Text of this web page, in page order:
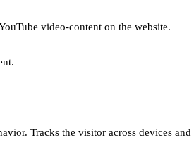
video-content on the website.
Tracks the visitor across devices